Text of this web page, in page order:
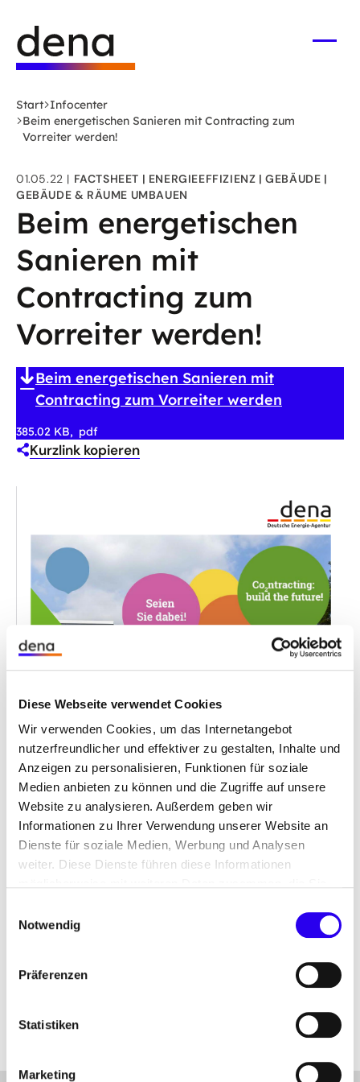
Diese Webseite verwendet Cookies
Wir verwenden Cookies, um das Internetangebot
nutzerfreundlicher und effektiver zu gestalten, Inhalte und
Anzeigen zu personalisieren, Funktionen für soziale
Medien anbieten zu können und die Zugriffe auf unsere
Website zu analysieren. Außerdem geben wir
Informationen zu Ihrer Verwendung unserer Website an
Dienste für soziale Medien, Werbung und Analysen
weiter. Diese Dienste führen diese Informationen
Nutzung der Dienste gesammelt haben.
Notwendig
Präferenzen
Statistiken
Marketing
Hauptinhalt
springen
Deutsche
Energie-
Agentur
-
zur
Start Infocenter
Beim energetischen Sanieren mit Contracting zum
Vorreiter werden!
01.05.22 FACTSHEET ENERGIEEFFIZIENZ
GEBÄUDE
GEBÄUDE & RÄUME UMBAUEN
Beim energetischen
Sanieren mit
Contracting zum
Vorreiter werden!
Beim energetischen Sanieren mit
Contracting zum Vorreiter werden
385.02 KB pdf
Kurzlink kopieren
Das Factsheet soll Kommunen motivieren, sich für
dasdena-Modellvorhaben „Co2ntracting: build
the future!– Kommunen machen ihre Gebäude
fit!“ zu bewerben. Für das Modellvorhaben sucht
die dena Gemeinden, Städte und Landkreise, die
Liegenschaften energetisch fit machen wollen –
und das mithilfe von Energieeinspar-Contracting
kostenfreier Umsetzungsberatung und der